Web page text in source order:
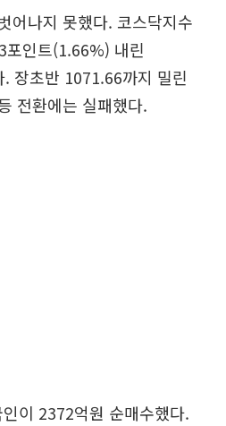
어나지 못했다. 코스닥지수
포인트(1.66%) 내린
장초반 1071.66까지 밀린
전환에는 실패했다.
이 2372억원 순매수했다.